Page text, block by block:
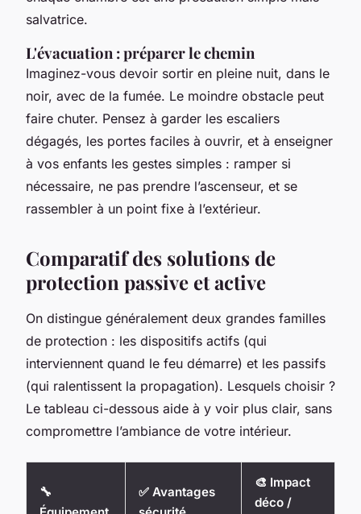
salvatrice.
L'évacuation : préparer le chemin
Imaginez-vous devoir sortir en pleine nuit, dans le
noir, avec de la fumée. Le moindre obstacle peut
faire chuter. Pensez à garder les escaliers
dégagés, les portes faciles à ouvrir, et à enseigner
à vos enfants les gestes simples : ramper si
nécessaire, ne pas prendre l’ascenseur, et se
rassembler à un point fixe à l’extérieur.
Comparatif des solutions de
protection passive et active
On distingue généralement deux grandes familles
de protection : les dispositifs actifs (qui
interviennent quand le feu démarre) et les passifs
(qui ralentissent la propagation). Lesquels choisir ?
Le tableau ci-dessous aide à y voir plus clair, sans
compromettre l’ambiance de votre intérieur.
🔧
✅ Avantages
🎨 Impact
déco /